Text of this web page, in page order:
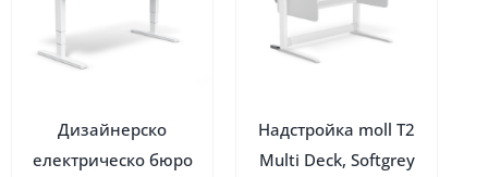
Дизайнерско
електрическо бюро
Надстройка moll T2
Multi Deck, Softgrey